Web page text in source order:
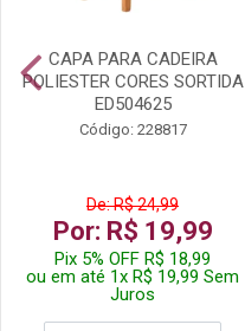
CAPA PARA CADEIRA
POLIESTER CORES SORTIDA
ED504625
Código: 228817
De: R$ 24,99
Por: R$ 19,99
Pix 5% OFF R$ 18,99
ou em até 1x R$ 19,99 Sem
Juros